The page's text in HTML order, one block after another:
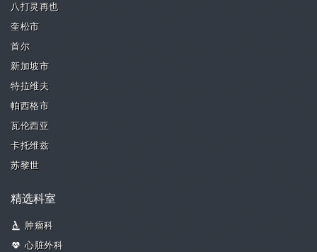
八打灵再也
奎松市
首尔
新加坡市
特拉维夫
帕西格市
瓦伦西亚
卡托维兹
苏黎世
精选科室
肿瘤科
心脏外科